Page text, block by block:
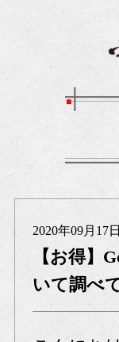
2020年09月17日
【お得】
いて調べ